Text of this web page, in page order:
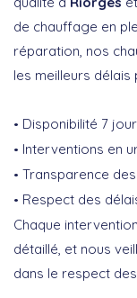
de chauffage en
réparation, nos
les meilleurs
Disponibilité 7
Interventions en
Transparence
Respect des
Chaque
détaillé, et nous
dans le respect